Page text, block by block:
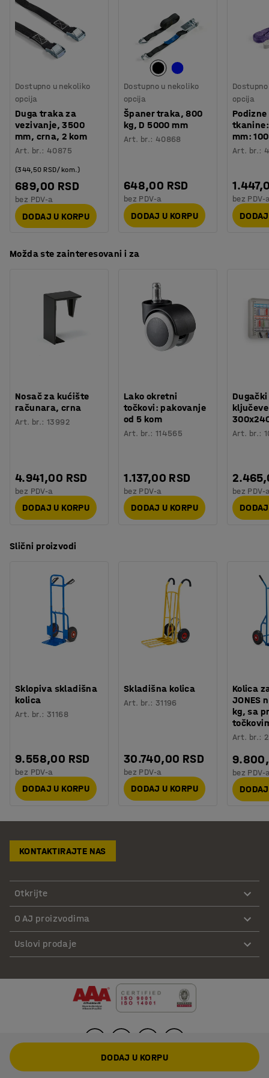
Aluminijumska kolica za vreće imaju na ramu klizače za
lakšu upotrebu na stepenicama.
Nosivost
Tip gume: Guma
Preklopna platforma
Teleskopska ručka
Prilagođeno za upotrebu na stepenicama
Preporučen broj osoba potrebnih za montažu
Orijentaciono vreme potrebno za montažu:
Težina
Montaža: Sklopljeno
Dostupno u nekoliko
opcija
Duga traka za
vezivanje, 3500
mm, crna, 2 kom
Art. br.: 40875
689,00 RSD
(344,50 RSD/kom.)
bez PDV-a
DODAJ U KORPU
Dostupno u nekoliko
opcija
Španer traka, 800
kg, D 5000 mm
Art. br.: 40868
648,00 RSD
bez PDV-a
DODAJ U KORPU
opcija
mm:
Art. br.:
bez PDV-
Možda ste zainteresovani i za
Nosač za kućište
računara, crna
Art. br.:13992
4.941,00 RSD
bez PDV-a
DODAJ U KORPU
Lako okretni
točkovi: pakovanje
od 5 kom
Art. br.: 114565
1.137,00 RSD
bez PDV-a
DODAJ U KORPU
Art. br.:
bez PDV-
Slični proizvodi
Sklopiva skladišna
kolica
Art. br.:31168
9.558,00 RSD
bez PDV-a
DODAJ U KORPU
Skladišna kolica
Art. br.: 31196
30.740,00 RSD
bez PDV-a
DODAJ U KORPU
Kolica
JONES
kg, sa
Art. br.:
bez PDV-
KONTAKTIRAJTE NAS
Otkrijte
O AJ proizvodima
Uslovi prodaje
DODAJ U KORPU